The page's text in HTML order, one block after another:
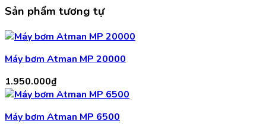
Sản phẩm tương tự
Máy bơm Atman MP 20000
1.950.000₫
Máy bơm Atman MP 6500